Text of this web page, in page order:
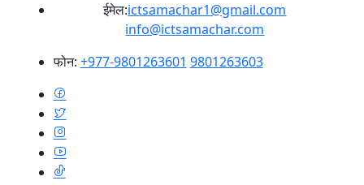
ईमेल:ictsamachar1@gmail.com
info@ictsamachar.com
फोन: +977-9801263601 9801263603